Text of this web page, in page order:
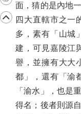
面，猜的是內地
四大直轄市之一
多，素有「山城
建，可見嘉陵江
譽，並擁有大大
都」，還有「渝
「渝水」，也是
得名；後者則源